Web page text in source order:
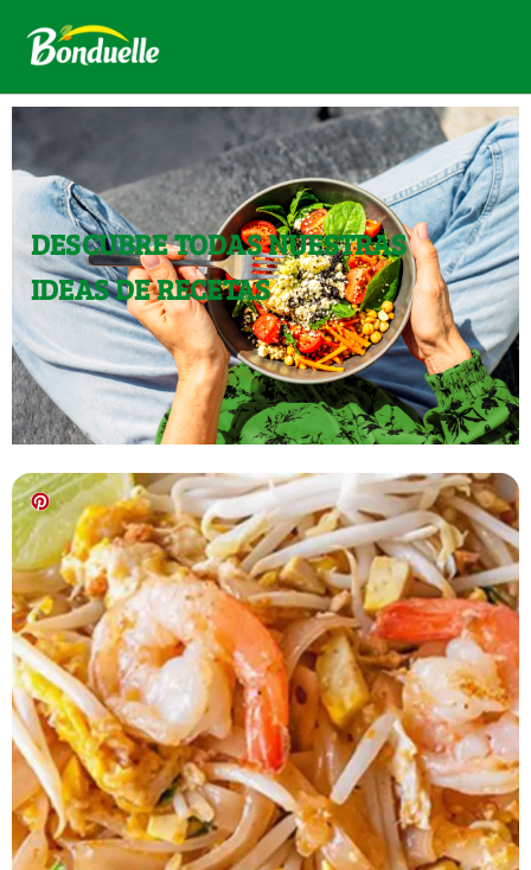
DESCUBRE TODAS NUESTRAS
IDEAS DE RECETAS